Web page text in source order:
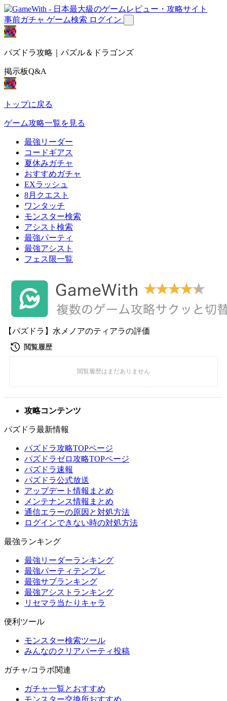
事前ガチャ ゲーム検索 ログイン
パズドラ攻略｜パズル＆ドラゴンズ
掲示板Q&A
トップに戻る
ゲーム攻略一覧を見る
最強リーダー
コードギアス
夏休みガチャ
おすすめガチャ
EXラッシュ
8月クエスト
ワンタッチ
モンスター検索
アシスト検索
最強パーティ
最強アシスト
フェス限一覧
【パズドラ】水メノアのティアラの評価
攻略コンテンツ
パズドラ最新情報
パズドラ攻略TOPページ
パズドラゼロ攻略TOPページ
パズドラ速報
パズドラ公式放送
アップデート情報まとめ
メンテナンス情報まとめ
通信エラーの原因と対処方法
ログインできない時の対処方法
最強ランキング
最強リーダーランキング
最強パーティテンプレ
最強サブランキング
最強アシストランキング
リセマラ当たりキャラ
便利ツール
モンスター検索ツール
みんなのクリアパーティ投稿
ガチャ/コラボ関連
ガチャ一覧とおすすめ
モンスター交換所おすすめ